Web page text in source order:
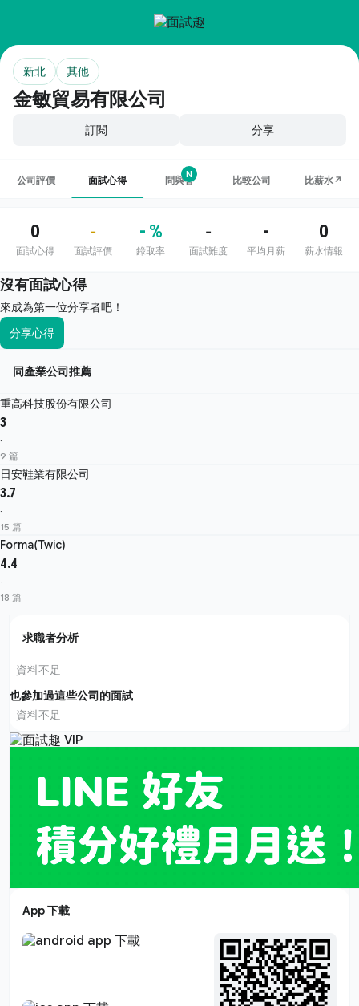
金敏貿易有限公司
新北 其他
訂閱 分享
公司評價 面試心得 問與答
N
比較公司 比薪水↗
0
面試心得
-
面試評價
- %
錄取率
-
面試難度
-
平均月薪
0
薪水情報
沒有面試心得
來成為第一位分享者吧！
分享心得
同產業公司推薦
重高科技股份有限公司
3
·
9 篇
日安鞋業有限公司
3.7
·
15 篇
Forma(Twic)
4.4
·
18 篇
求職者分析
資料不足
也參加過這些公司的面試
資料不足
App 下載